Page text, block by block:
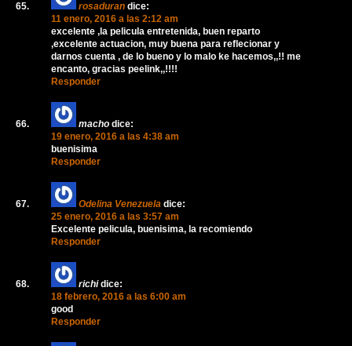
rosaduran dice:
11 enero, 2016 a las 2:12 am
excelente ,la pelicula entretenida, buen reparto
,excelente actuacion, muy buena para reflecionar y
darnos cuenta , de lo bueno y lo malo ke hacemos,,!! me
encanto, gracias peelink,,!!!!
Responder
macho dice:
19 enero, 2016 a las 4:38 am
buenisima
Responder
Odelina Venezuela dice:
25 enero, 2016 a las 3:57 am
Excelente pelicula, buenisima, la recomiendo
Responder
richi dice:
18 febrero, 2016 a las 6:00 am
good
Responder